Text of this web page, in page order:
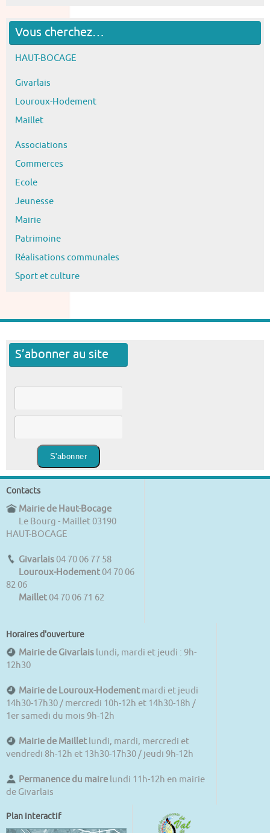
Vous cherchez…
HAUT-BOCAGE
Givarlais
Louroux-Hodement
Maillet
Associations
Commerces
Ecole
Jeunesse
Mairie
Patrimoine
Réalisations communales
Sport et culture
S’abonner au site
Contacts
Mairie de Haut-Bocage
Le Bourg - Maillet 03190
HAUT-BOCAGE
Givarlais 04 70 06 77 58
Louroux-Hodement 04 70 06
82 06
Maillet 04 70 06 71 62
Horaires d'ouverture
Mairie de Givarlais lundi, mardi et jeudi : 9h-
12h30
Mairie de Louroux-Hodement mardi et jeudi
14h30-17h30 / mercredi 10h-12h et 14h30-18h /
1er samedi du mois 9h-12h
Mairie de Maillet lundi, mardi, mercredi et
vendredi 8h-12h et 13h30-17h30 / jeudi 9h-12h
Permanence du maire lundi 11h-12h en mairie
de Givarlais
Plan interactif